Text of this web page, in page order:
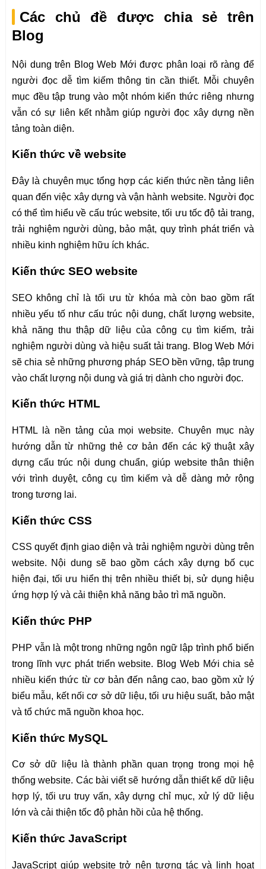
Các chủ đề được chia sẻ trên
Blog
Nội dung trên Blog Web Mới được phân loại rõ ràng để
người đọc dễ tìm kiếm thông tin cần thiết. Mỗi chuyên
mục đều tập trung vào một nhóm kiến thức riêng nhưng
vẫn có sự liên kết nhằm giúp người đọc xây dựng nền
tảng toàn diện.
Kiến thức về website
Đây là chuyên mục tổng hợp các kiến thức nền tảng liên
quan đến việc xây dựng và vận hành website. Người đọc
có thể tìm hiểu về cấu trúc website, tối ưu tốc độ tải trang,
trải nghiệm người dùng, bảo mật, quy trình phát triển và
nhiều kinh nghiệm hữu ích khác.
Kiến thức SEO website
SEO không chỉ là tối ưu từ khóa mà còn bao gồm rất
nhiều yếu tố như cấu trúc nội dung, chất lượng website,
khả năng thu thập dữ liệu của công cụ tìm kiếm, trải
nghiệm người dùng và hiệu suất tải trang. Blog Web Mới
sẽ chia sẻ những phương pháp SEO bền vững, tập trung
vào chất lượng nội dung và giá trị dành cho người đọc.
Kiến thức HTML
HTML là nền tảng của mọi website. Chuyên mục này
hướng dẫn từ những thẻ cơ bản đến các kỹ thuật xây
dựng cấu trúc nội dung chuẩn, giúp website thân thiện
với trình duyệt, công cụ tìm kiếm và dễ dàng mở rộng
trong tương lai.
Kiến thức CSS
CSS quyết định giao diện và trải nghiệm người dùng trên
website. Nội dung sẽ bao gồm cách xây dựng bố cục
hiện đại, tối ưu hiển thị trên nhiều thiết bị, sử dụng hiệu
ứng hợp lý và cải thiện khả năng bảo trì mã nguồn.
Kiến thức PHP
PHP vẫn là một trong những ngôn ngữ lập trình phổ biến
trong lĩnh vực phát triển website. Blog Web Mới chia sẻ
nhiều kiến thức từ cơ bản đến nâng cao, bao gồm xử lý
biểu mẫu, kết nối cơ sở dữ liệu, tối ưu hiệu suất, bảo mật
và tổ chức mã nguồn khoa học.
Kiến thức MySQL
Cơ sở dữ liệu là thành phần quan trọng trong mọi hệ
thống website. Các bài viết sẽ hướng dẫn thiết kế dữ liệu
hợp lý, tối ưu truy vấn, xây dựng chỉ mục, xử lý dữ liệu
lớn và cải thiện tốc độ phản hồi của hệ thống.
Kiến thức JavaScript
JavaScript giúp website trở nên tương tác và linh hoạt